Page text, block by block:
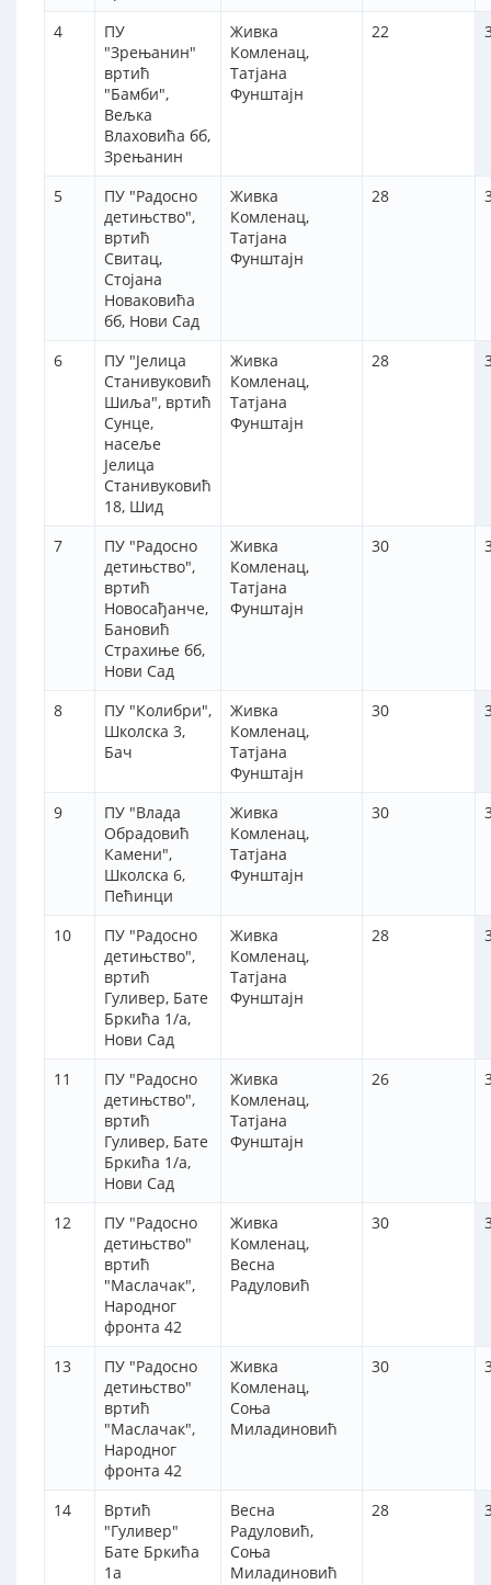
4
ПУ
"Зрењанин"
вртић
"Бамби",
Вељка
Влаховића бб,
Зрењанин
Живка
Комленац,
Татјана
Фунштајн
22
5
ПУ "Радосно
детињство",
вртић
Свитац,
Стојана
Новаковића
бб, Нови Сад
Живка
Комленац,
Татјана
Фунштајн
28
6
ПУ "Јелица
Станивуковић
Шиља", вртић
Сунце,
насеље
Јелица
Станивуковић
18, Шид
Живка
Комленац,
Татјана
Фунштајн
28
7
ПУ "Радосно
детињство",
вртић
Новосађанче,
Бановић
Страхиње бб,
Нови Сад
Живка
Комленац,
Татјана
Фунштајн
30
8
ПУ "Колибри",
Школска 3,
Бач
Живка
Комленац,
Татјана
Фунштајн
30
9
ПУ "Влада
Обрадовић
Камени",
Школска 6,
Пећинци
Живка
Комленац,
Татјана
Фунштајн
30
10
ПУ "Радосно
детињство",
вртић
Гуливер, Бате
Бркића 1/а,
Нови Сад
Живка
Комленац,
Татјана
Фунштајн
28
11
ПУ "Радосно
детињство",
вртић
Гуливер, Бате
Бркића 1/а,
Нови Сад
Живка
Комленац,
Татјана
Фунштајн
26
12
ПУ "Радосно
детињство"
вртић
"Маслачак",
Народног
фронта 42
Живка
Комленац,
Весна
Радуловић
30
13
ПУ "Радосно
детињство"
вртић
"Маслачак",
Народног
фронта 42
Живка
Комленац,
Соња
Миладиновић
30
14
Вртић
"Гуливер"
Бате Бркића
1а
Весна
Радуловић,
Соња
Миладиновић
28